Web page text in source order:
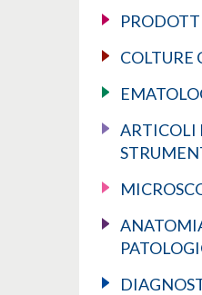
COLTURE
ARTICOLI